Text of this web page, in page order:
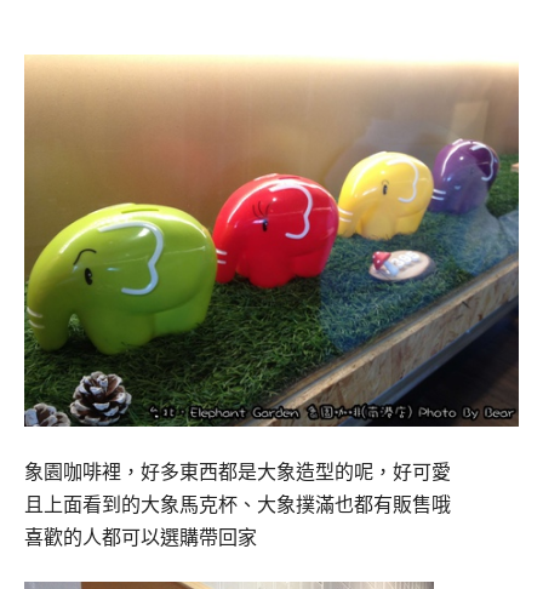
象園咖啡裡，好多東西都是大象造型的呢，好可愛
且上面看到的大象馬克杯、大象撲滿也都有販售哦
喜歡的人都可以選購帶回家